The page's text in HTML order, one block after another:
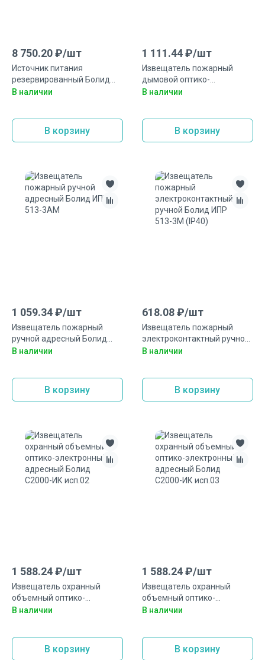
8 750.20₽/шт
Источник питания
резервированный Болид
РИП-24 исп.51 (РИП-24-
В наличии
В корзину
1 111.44₽/шт
Извещатель пожарный
дымовой оптико-
электронный порогово-
В наличии
В корзину
1 059.34₽/шт
Извещатель пожарный
ручной адресный Болид
ИПР 513-3АМ
В наличии
В корзину
618.08₽/шт
Извещатель пожарный
электроконтактный ручной
Болид ИПР 513-3М (IP40)
В наличии
В корзину
1 588.24₽/шт
Извещатель охранный
объемный оптико-
электронный адресный
В наличии
В корзину
1 588.24₽/шт
Извещатель охранный
объемный оптико-
электронный адресный
В наличии
В корзину